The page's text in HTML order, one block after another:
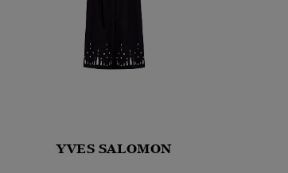
YVES SALOMON